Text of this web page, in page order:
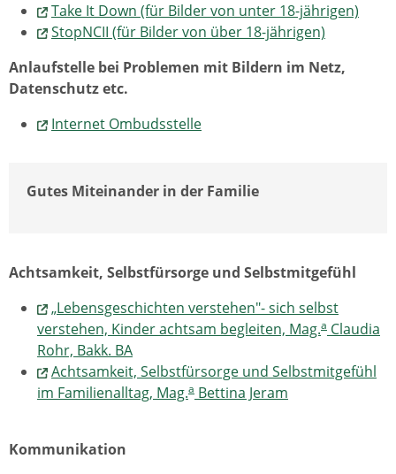
Take It Down (für Bilder von unter 18-jährigen)
StopNCII (für Bilder von über 18-jährigen)
Anlaufstelle bei Problemen mit Bildern im Netz,
Datenschutz etc.
Internet Ombudsstelle
Gutes Miteinander in der Familie
Achtsamkeit, Selbstfürsorge und Selbstmitgefühl
„Lebensgeschichten verstehen"- sich selbst
verstehen, Kinder achtsam begleiten, Mag.a Claudia
Rohr, Bakk. BA
Achtsamkeit, Selbstfürsorge und Selbstmitgefühl
im Familienalltag, Mag.a Bettina Jeram
Kommunikation